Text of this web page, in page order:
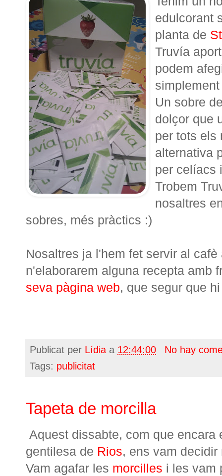
edulcorant
planta de
Truvía
podem
Un sobre
dolçor que
per tots els
alternativa
per celíacs
Trobem
nosaltres
sobres, més pràctics :)
Nosaltres ja l'hem fet servir al
n'elaborarem alguna recepta amb
seva pàgina web, que segur que
Publicat per Lídia a 12:44:00
No hay
Tags: publicitat
Tapeta de morcilla
Aquest dissabte, com que
gentilesa de Rios, ens vam
Vam agafar les morcilles i les vam